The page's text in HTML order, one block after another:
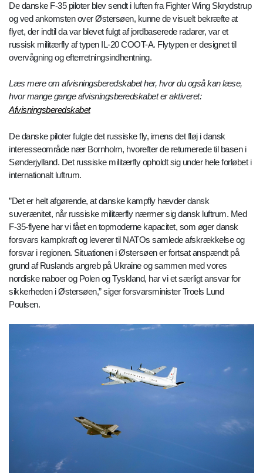
De danske F-35 piloter blev sendt i luften fra Fighter Wing Skrydstrup
og ved ankomsten over Østersøen, kunne de visuelt bekræfte at
flyet, der indtil da var blevet fulgt af jordbaserede radarer, var et
russisk militærfly af typen IL-20 COOT-A. Flytypen er designet til
overvågning og efterretningsindhentning.
Læs mere om afvisningsberedskabet her, hvor du også kan læse,
hvor mange gange afvisningsberedskabet er aktiveret:
Afvisningsberedskabet
De danske piloter fulgte det russiske fly, imens det fløj i dansk
interesseområde nær Bornholm, hvorefter de returnerede til basen i
Sønderjylland. Det russiske militærfly opholdt sig under hele forløbet i
internationalt luftrum.
”Det er helt afgørende, at danske kampfly hævder dansk
suverænitet, når russiske militærfly nærmer sig dansk luftrum. Med
F-35-flyene har vi fået en topmoderne kapacitet, som øger dansk
forsvars kampkraft og leverer til NATOs samlede afskrækkelse og
forsvar i regionen. Situationen i Østersøen er fortsat anspændt på
grund af Ruslands angreb på Ukraine og sammen med vores
nordiske naboer og Polen og Tyskland, har vi et særligt ansvar for
sikkerheden i Østersøen,” siger forsvarsminister Troels Lund
Poulsen.